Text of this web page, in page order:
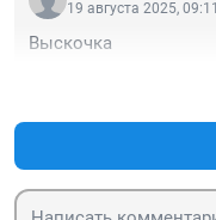
19 августа 2025, 09:11
Выскочка